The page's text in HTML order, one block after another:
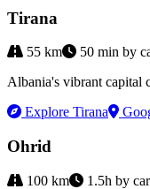
Tirana
55 km
50 min by
Albania's vibrant capital
Explore Tirana
Ohrid
100 km
1.5h by car